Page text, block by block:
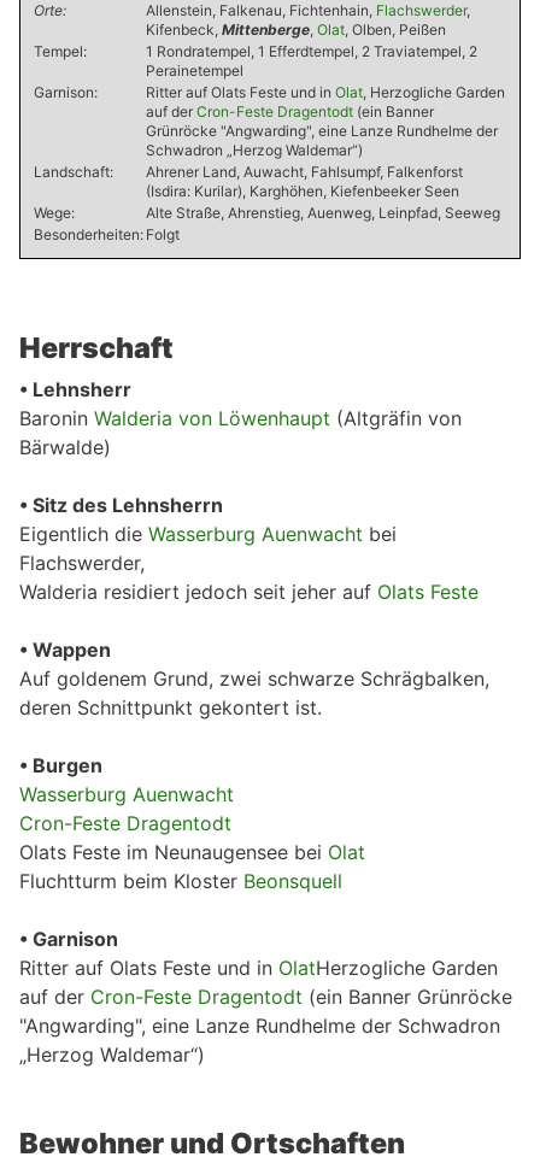
Orte:
Allenstein, Falkenau, Fichtenhain, Flachswerder,
Kifenbeck, Mittenberge, Olat, Olben, Peißen
Tempel:
1 Rondratempel, 1 Efferdtempel, 2 Traviatempel, 2
Perainetempel
Garnison:
Ritter auf Olats Feste und in Olat, Herzogliche Garden
auf der Cron-Feste Dragentodt (ein Banner
Grünröcke "Angwarding", eine Lanze Rundhelme der
Schwadron „Herzog Waldemar“)
Landschaft:
Ahrener Land, Auwacht, Fahlsumpf, Falkenforst
(Isdira: Kurilar), Karghöhen, Kiefenbeeker Seen
Wege:
Alte Straße, Ahrenstieg, Auenweg, Leinpfad, Seeweg
Besonderheiten: Folgt
Herrschaft
• Lehnsherr
Baronin Walderia von Löwenhaupt (Altgräfin von
Bärwalde)
• Sitz des Lehnsherrn
Eigentlich die Wasserburg Auenwacht bei
Flachswerder,
Walderia residiert jedoch seit jeher auf Olats Feste
• Wappen
Auf goldenem Grund, zwei schwarze Schrägbalken,
deren Schnittpunkt gekontert ist.
• Burgen
Wasserburg Auenwacht
Cron-Feste Dragentodt
Olats Feste im Neunaugensee bei Olat
Fluchtturm beim Kloster Beonsquell
• Garnison
Ritter auf Olats Feste und in OlatHerzogliche Garden
auf der Cron-Feste Dragentodt (ein Banner Grünröcke
"Angwarding", eine Lanze Rundhelme der Schwadron
„Herzog Waldemar“)
Bewohner und Ortschaften